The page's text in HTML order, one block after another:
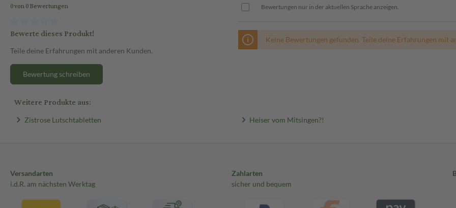
0 von 0 Bewertungen
Bewerte dieses Produkt!
Teile deine Erfahrungen mit anderen Kunden.
Bewertung schreiben
Bewertungen nur in der aktuellen Sprache anzeigen.
Keine Bewertungen gefunden. Teile deine Erfahrungen mit
Weitere Produkte aus:
Zistrose Lutschtabletten Heiser vom Mitsingen?!
Versandarten
i.d.R. am nächsten Werktag
Zahlarten
sicher und bequem